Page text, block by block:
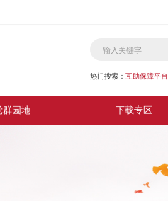
热门搜索： 互助保障平台
群园地 下载专区